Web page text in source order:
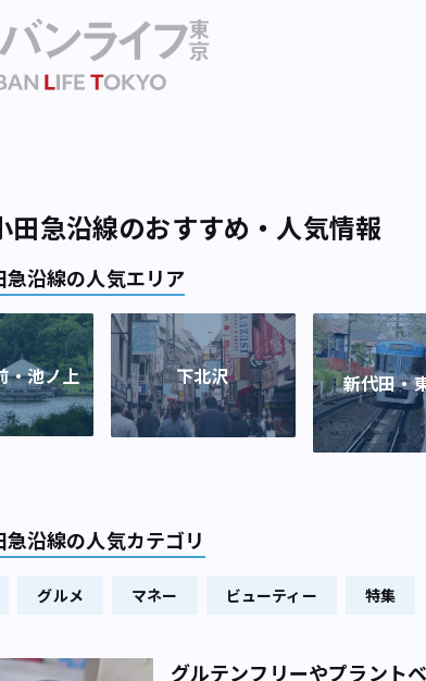
田急沿線のおすすめ・人気情報
急沿線の人気エリア
・池ノ上 下北沢 新代田・
沿線の人気カテゴリ
グルメ マネー ビューティー 特集
グルテンフリーやプラント